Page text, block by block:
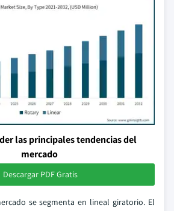
las principales tendencias del
mercado
Descargar PDF Gratis
se segmenta en lineal giratorio. El